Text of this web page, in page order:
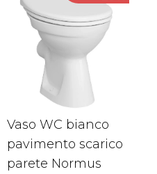
Vaso WC bianco
pavimento scarico
parete Normus